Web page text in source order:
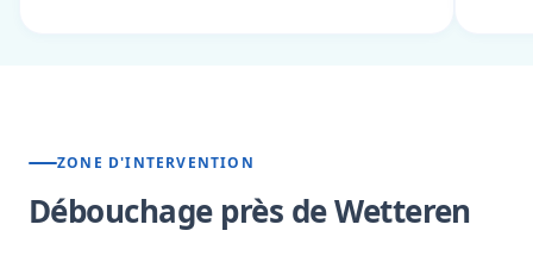
ZONE D'INTERVENTION
Débouchage près de Wetteren